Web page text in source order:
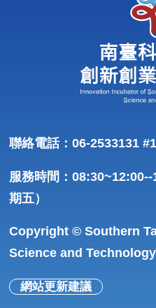
聯絡電話：06-2533131
服務時間：
期五）
Copyright © Southern
Science and Technology
網站更新建議